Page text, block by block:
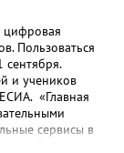
цифровая
Пользоваться
сентября.
и учеников
«Главная
сервисы в